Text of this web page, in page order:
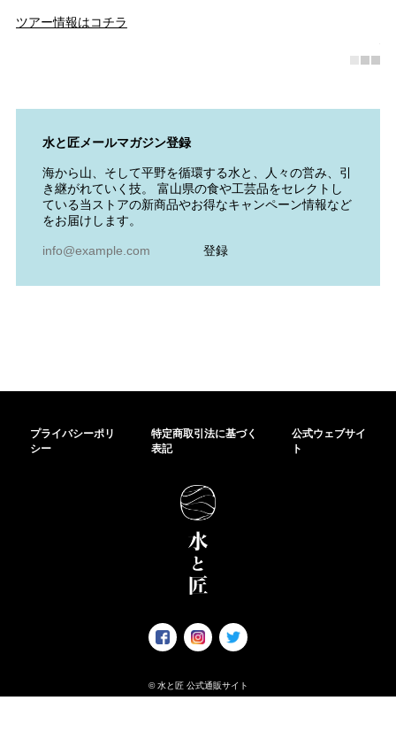
ツアー情報はコチラ
水と匠メールマガジン登録
海から山、そして平野を循環する水と、人々の営み、引
き継がれていく技。 富山県の食や工芸品をセレクトし
ている当ストアの新商品やお得なキャンペーン情報など
をお届けします。
登録
プライバシーポリ
シー
特定商取引法に基づく
表記
公式ウェブサイ
ト
© 水と匠 公式通販サイト